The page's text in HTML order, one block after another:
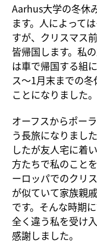
Aarhus大学の冬休
ます。人によって
すが、クリスマス
皆帰国します。私
は車で帰国する組
ス～1月末までの
ことになりました。
オーフスからポー
う長旅になりまし
したが友人宅に着
方たちで私のこと
ーロッパでのクリ
が似ていて家族親
です。そんな時期
全く違う私を受け
感謝しました。